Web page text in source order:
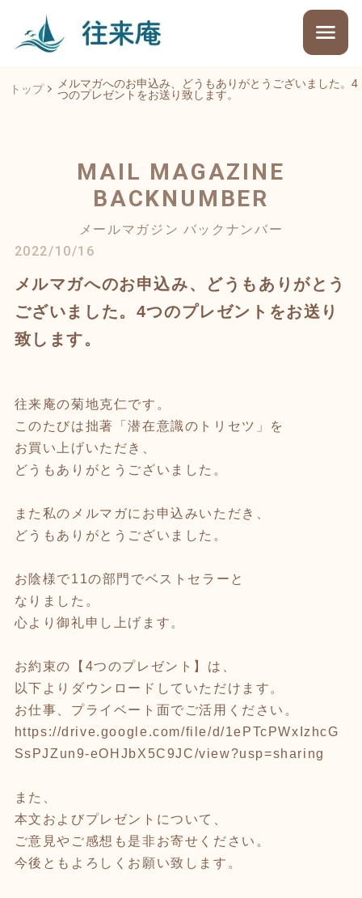
トップ
メルマガへのお申込み、どうもありがとうございました。4
つのプレゼントをお送り致します。
MAIL MAGAZINE
BACKNUMBER
メールマガジン バックナンバー
2022/10/16
メルマガへのお申込み、どうもありがとう
ございました。4つのプレゼントをお送り
致します。
往来庵の菊地克仁です。
このたびは拙著「潜在意識のトリセツ」を
お買い上げいただき、
どうもありがとうございました。
また私のメルマガにお申込みいただき、
どうもありがとうございました。
お陰様で11の部門でベストセラーと
なりました。
心より御礼申し上げます。
お約束の【4つのプレゼント】は、
以下よりダウンロードしていただけます。
お仕事、プライベート面でご活用ください。
https://drive.google.com/file/d/1ePTcPWxIzhcG
SsPJZun9-eOHJbX5C9JC/view?usp=sharing
また、
本文およびプレゼントについて、
ご意見やご感想も是非お寄せください。
今後ともよろしくお願い致します。